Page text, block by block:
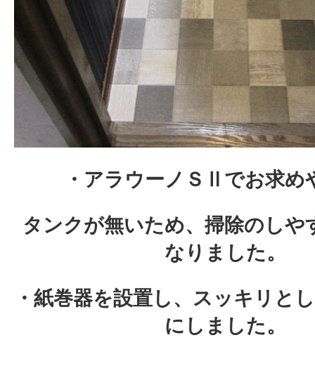
・アラウーノＳⅡでお求め
タンクが無いため、掃除のしや
なりました。
・紙巻器を設置し、スッキリと
にしました。